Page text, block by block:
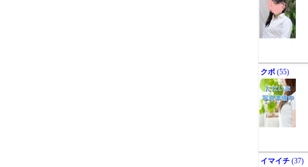
クボ (55)
イマイチ (37)